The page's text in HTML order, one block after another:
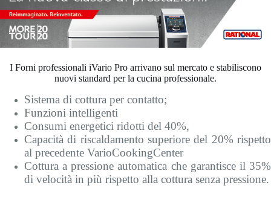
I Forni professionali iVario Pro arrivano sul mercato e stabiliscono
nuovi standard per la cucina professionale.
Sistema di cottura per contatto;
Funzioni intelligenti
Consumi energetici ridotti del 40%,
Capacità di riscaldamento superiore del 20% rispetto
al precedente VarioCookingCenter
Cottura a pressione automatica che garantisce il 35%
di velocità in più rispetto alla cottura senza pressione.